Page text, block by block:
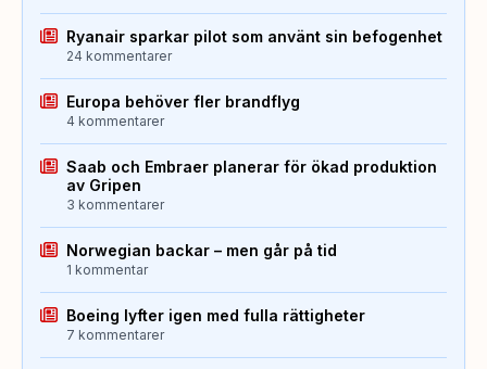
Ryanair sparkar pilot som använt sin befogenhet
24 kommentarer
Europa behöver fler brandflyg
4 kommentarer
Saab och Embraer planerar för ökad produktion
av Gripen
3 kommentarer
Norwegian backar – men går på tid
1 kommentar
Boeing lyfter igen med fulla rättigheter
7 kommentarer